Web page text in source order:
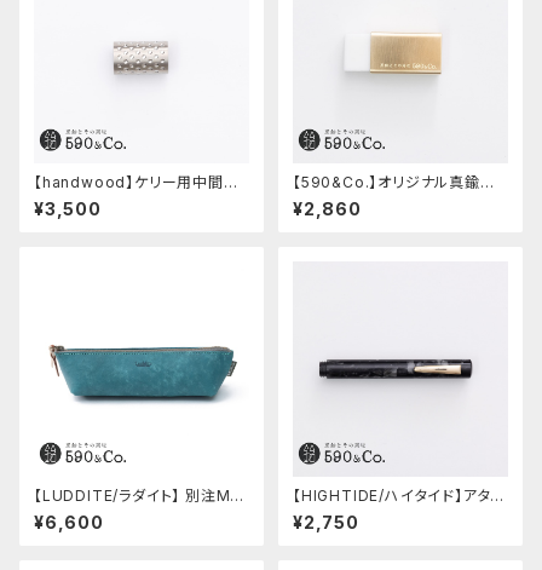
【handwood】ケリー用中間パ
ーツ/カスタムグリップ (ディンプ
ル/ステンレス)
¥3,500
【590&Co.】オリジナル真鍮消
しゴムカバー (無垢)
¥2,860
【LUDDITE/ラダイト】 別注MAY
Aレザーボートペンケース (ター
キーブルー)
¥6,600
【HIGHTIDE/ハイタイド】アタシ
ェ マーブル万年筆 (ブラック)
¥2,750